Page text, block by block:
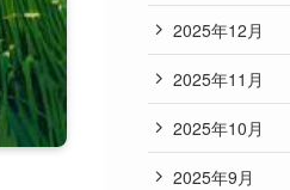
2025年12月
2025年11月
2025年10月
2025年9月